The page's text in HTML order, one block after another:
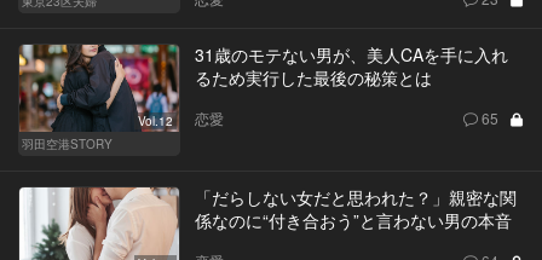
Vol.12
羽田空港STORY
31歳のモテない男が、美人CAを手に入れ
るため実行した最後の秘策とは
恋愛 65
「だらしない女だと思われた？」親密な関
係なのに“付き合おう”と言わない男の本音